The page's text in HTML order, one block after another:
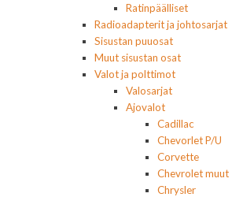
Ratinpäälliset
Radioadapterit ja johtosarjat
Sisustan puuosat
Muut sisustan osat
Valot ja polttimot
Valosarjat
Ajovalot
Cadillac
Chevorlet P/U
Corvette
Chevrolet muut
Chrysler